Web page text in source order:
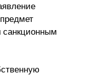
санкционным